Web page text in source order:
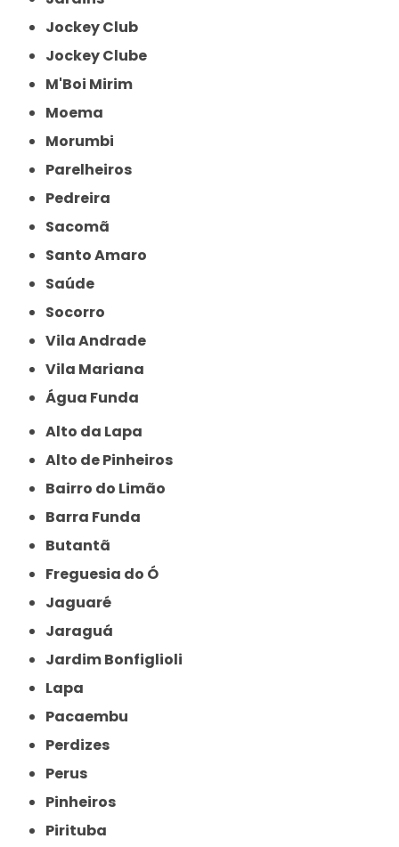
Jockey Club
Jockey Clube
M'Boi Mirim
Moema
Morumbi
Parelheiros
Pedreira
Sacomã
Santo Amaro
Saúde
Socorro
Vila Andrade
Vila Mariana
Água Funda
Alto da Lapa
Alto de Pinheiros
Bairro do Limão
Barra Funda
Butantã
Freguesia do Ó
Jaguaré
Jaraguá
Jardim Bonfiglioli
Lapa
Pacaembu
Perdizes
Perus
Pinheiros
Pirituba